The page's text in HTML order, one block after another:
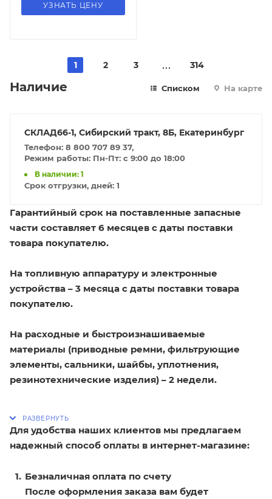
УЗНАТЬ ЦЕНУ
1 2 3 314
Наличие Списком На карте
СКЛАД66-1, Сибирский тракт, 8Б, Екатеринбург
Телефон: 8 800 707 89 37,
Режим работы: Пн-Пт: с 9:00 до 18:00
В наличии: 1
Срок отгрузки, дней: 1
Гарантийный срок на поставленные запасные
части составляет 6 месяцев с даты поставки
товара покупателю.
На топливную аппаратуру и электронные
устройства – 3 месяца с даты поставки товара
покупателю.
На расходные и быстроизнашиваемые
материалы (приводные ремни, фильтрующие
элементы, сальники, шайбы, уплотнения,
резинотехнические изделия) – 2 недели.
Для удобства наших клиентов мы предлагаем
надежный способ оплаты в интернет-магазине:
Безналичная оплата по счету
После оформления заказа вам будет